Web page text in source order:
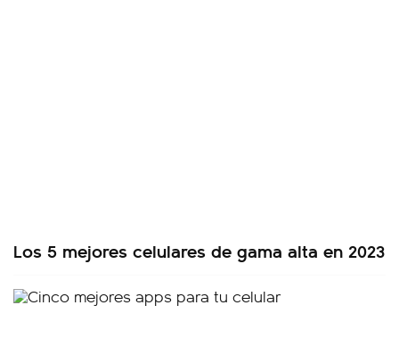
Los 5 mejores celulares de gama alta en 2023